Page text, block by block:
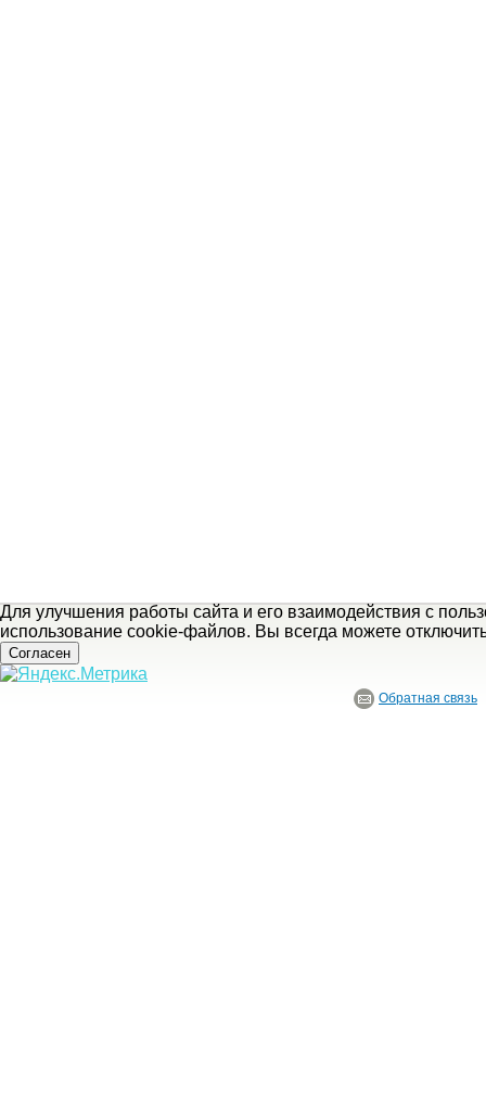
Для улучшения работы сайта и его взаимодействия с
использование cookie-файлов. Вы всегда можете
Согласен
Обратная связь